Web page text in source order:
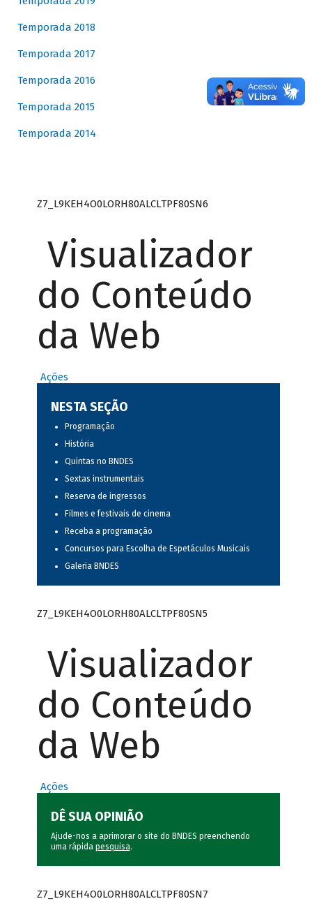
Temporada 2018
Temporada 2017
Temporada 2016
Temporada 2015
Temporada 2014
Z7_L9KEH4O0LORH80ALCLTPF80SN6
Visualizador
do Conteúdo
da Web
Ações
NESTA SEÇÃO
Programação
História
Quintas no BNDES
Sextas instrumentais
Reserva de ingressos
Filmes e festivais de cinema
Receba a programação
Concursos para Escolha de Espetáculos Musicais
Galeria BNDES
Z7_L9KEH4O0LORH80ALCLTPF80SN5
Visualizador
do Conteúdo
da Web
Ações
DÊ SUA OPINIÃO
Ajude-nos a aprimorar o site do BNDES preenchendo
uma rápida pesquisa.
Z7_L9KEH4O0LORH80ALCLTPF80SN7